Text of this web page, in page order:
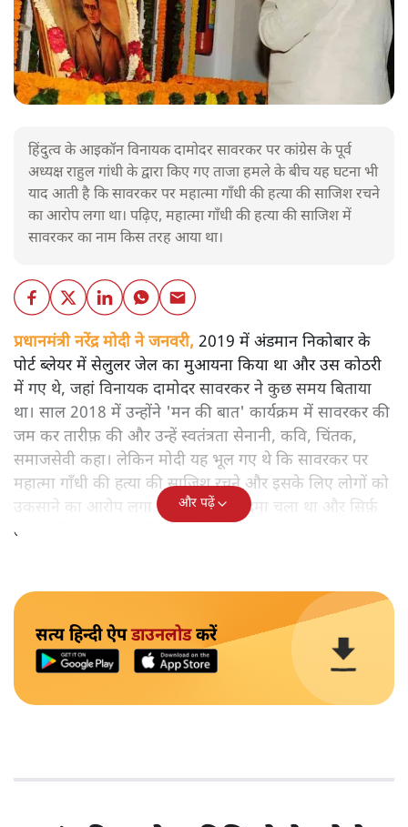
हिंदुत्व के आइकॉन विनायक दामोदर सावरकर पर कांग्रेस के पूर्व
अध्यक्ष राहुल गांधी के द्वारा किए गए ताजा हमले के बीच यह घटना भी
याद आती है कि सावरकर पर महात्मा गाँधी की हत्या की साजिश रचने
का आरोप लगा था। पढ़िए, महात्मा गाँधी की हत्या की साजिश में
सावरकर का नाम किस तरह आया था।
प्रधानमंत्री नरेंद्र मोदी ने जनवरी, 2019 में अंडमान निकोबार के
पोर्ट ब्लेयर में सेलुलर जेल का मुआयना किया था और उस कोठरी
में गए थे, जहां विनायक दामोदर सावरकर ने कुछ समय बिताया
था। साल 2018 में उन्होंने 'मन की बात' कार्यक्रम में सावरकर की
जम कर तारीफ़ की और उन्हें स्वतंत्रता सेनानी, कवि, चिंतक,
समाजसेवी कहा। लेकिन मोदी यह भूल गए थे कि सावरकर पर
महात्मा गाँधी की हत्या की साजिश रचने और इसके लिए लोगों को
उकसाने का आरोप लगा था, उन पर मुक़दमा चला था और सिर्फ़
तकनीकी कारणों से उन्हें सज़ा नहीं हुई थी।
और पढ़ें
सत्य हिन्दी ऐपडाउनलोडकरें